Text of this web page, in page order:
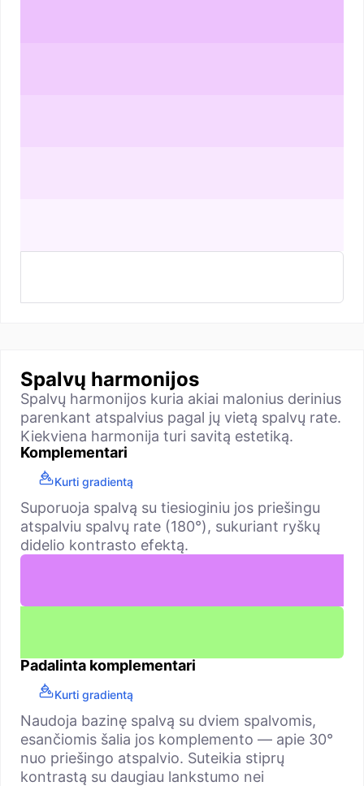
Spalvų harmonijos
Spalvų harmonijos kuria akiai malonius derinius
parenkant atspalvius pagal jų vietą spalvų rate.
Kiekviena harmonija turi savitą estetiką.
Komplementari
Kurti gradientą
Suporuoja spalvą su tiesioginiu jos priešingu
atspalviu spalvų rate (180°), sukuriant ryškų
didelio kontrasto efektą.
Padalinta komplementari
Kurti gradientą
Naudoja bazinę spalvą su dviem spalvomis,
esančiomis šalia jos komplemento — apie 30°
nuo priešingo atspalvio. Suteikia stiprų
kontrastą su daugiau lankstumo nei